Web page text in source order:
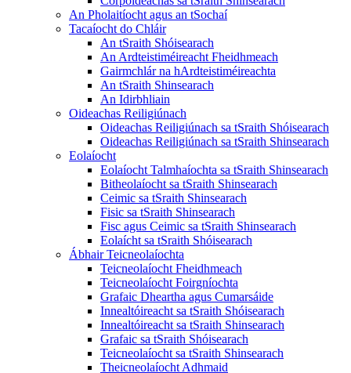
An Pholaitíocht agus an tSochaí
Tacaíocht do Chláir
An tSraith Shóisearach
An Ardteistiméireacht Fheidhmeach
Gairmchlár na hArdteistiméireachta
An tSraith Shinsearach
An Idirbhliain
Oideachas Reiligiúnach
Oideachas Reiligiúnach sa tSraith Shóisearach
Oideachas Reiligiúnach sa tSraith Shinsearach
Eolaíocht
Eolaíocht Talmhaíochta sa tSraith Shinsearach
Bitheolaíocht sa tSraith Shinsearach
Ceimic sa tSraith Shinsearach
Fisic sa tSraith Shinsearach
Fisc agus Ceimic sa tSraith Shinsearach
Eolaícht sa tSraith Shóisearach
Ábhair Teicneolaíochta
Teicneolaíocht Fheidhmeach
Teicneolaíocht Foirgníochta
Grafaic Dheartha agus Cumarsáide
Innealtóireacht sa tSraith Shóisearach
Innealtóireacht sa tSraith Shinsearach
Grafaic sa tSraith Shóisearach
Teicneolaíocht sa tSraith Shinsearach
Theicneolaíocht Adhmaid